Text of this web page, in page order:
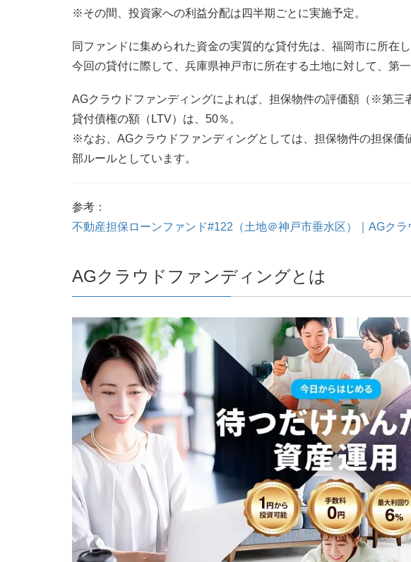
※その間、投資家への利益分配は四半期ごとに実施予定。
同ファンドに集められた資金の実質的な貸付先は、福岡市に所在
今回の貸付に際して、兵庫県神戸市に所在する土地に対して、第
AGクラウドファンディングによれば、担保物件の評価額（※第三
貸付債権の額（LTV）は、50％。
※なお、AGクラウドファンディングとしては、担保物件の担保価
部ルールとしています。
参考：
不動産担保ローンファンド#122（土地＠神戸市垂水区）｜AGク
AGクラウドファンディングとは